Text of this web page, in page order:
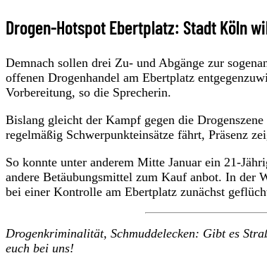
Drogen-Hotspot Ebertplatz: Stadt Köln
Demnach sollen drei Zu- und Abgänge zur
offenen Drogenhandel am Ebertplatz
Vorbereitung, so die Sprecherin.
Bislang gleicht der Kampf gegen die
regelmäßig Schwerpunkteinsätze fährt, Präsenz
So konnte unter anderem Mitte Januar ein 21-
andere Betäubungsmittel zum Kauf anbot. In der
bei einer Kontrolle am Ebertplatz zunächst
Drogenkriminalität, Schmuddelecken: Gibt es
euch bei uns!